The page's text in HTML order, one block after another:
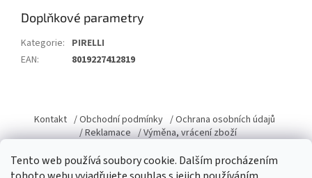
Tento web používá soubory cookie. Dalším procházením
Doplňkové parametry
Kategorie: PIRELLI
EAN: 8019227412819
p
a
Kontakt / Obchodní podmínky / Ochrana osobních údajů
/ Reklamace / Výměna, vrácení zboží